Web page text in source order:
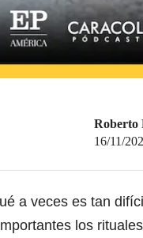
Roberto
16/11/
a veces es tan
los